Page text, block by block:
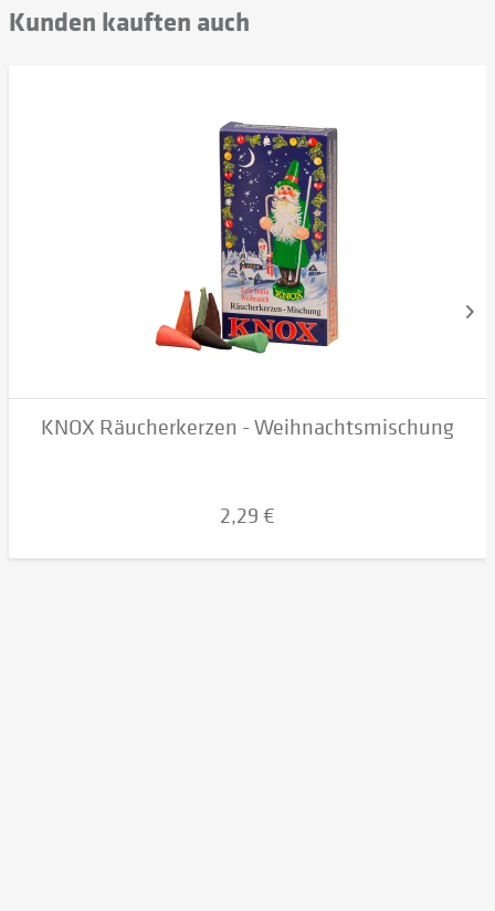
Kunden kauften auch
KNOX Räucherkerzen - Weihnachtsmischung
2,29 €